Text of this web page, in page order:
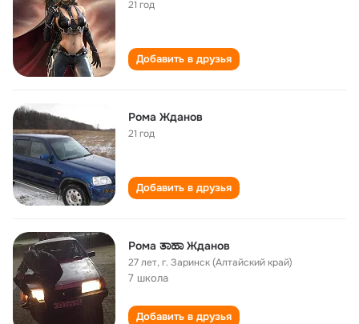
21 год
Добавить в друзья
Рома Жданов
21 год
Добавить в друзья
Рома ತಾಹಾ Жданов
27 лет,г. Заринск (Алтайский край)
7 школа
Добавить в друзья